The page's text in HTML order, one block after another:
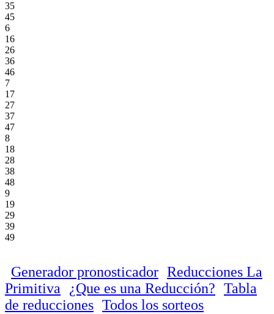
35
45
6
16
26
36
46
7
17
27
37
47
8
18
28
38
48
9
19
29
39
49
Generador pronosticador Reducciones La
Primitiva
¿Que es una Reducción? Tabla
de reducciones Todos los sorteos